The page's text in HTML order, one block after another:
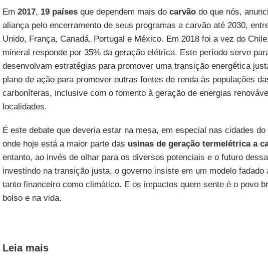
Em 2017, 19 paísesque dependem mais do carvãodo que nós,
aliança pelo encerramento de seus programas a carvão até 2030,
Unido, França, Canadá, Portugal e México. Em 2018 foi a vez do
mineral responde por 35% da geração elétrica. Este período serve
desenvolvam estratégias para promover uma transição energética
plano de ação para promover outras fontes de renda às populações
carboníferas, inclusive com o fomento à geração de energias
localidades.
É este debate que deveria estar na mesa, em especial nas cidades
onde hoje está a maior parte das usinas de geração termelétrica a
entanto, ao invés de olhar para os diversos potenciais e o futuro
investindo na transição justa, o governo insiste em um modelo fadado
tanto financeiro como climático. E os impactos quem sente é o povo
bolso e na vida.
Leia mais